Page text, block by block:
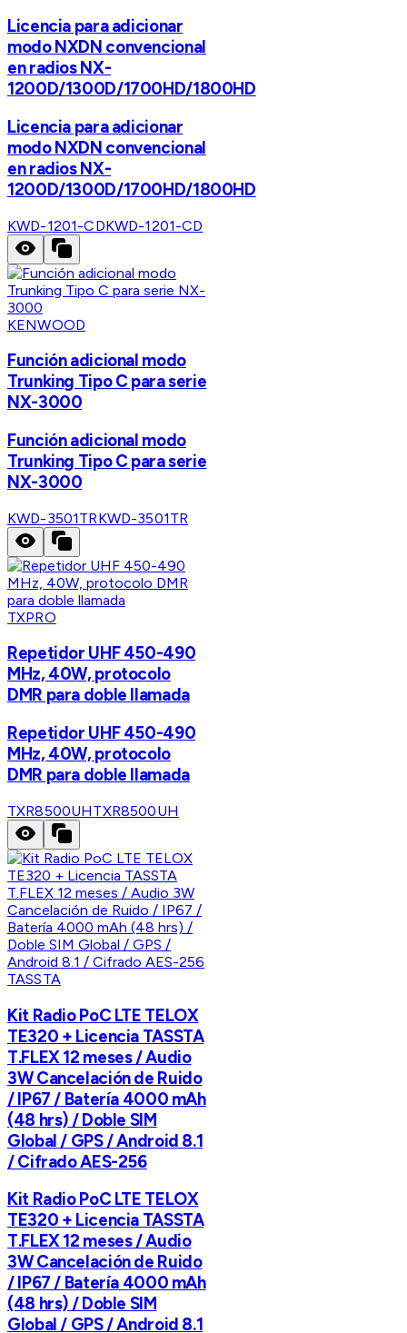
Licencia para adicionar
modo NXDN convencional
en radios NX-
1200D/1300D/1700HD/1800HD
Licencia para adicionar
modo NXDN convencional
en radios NX-
1200D/1300D/1700HD/1800HD
KWD-1201-CDKWD-1201-CD
KENWOOD
Función adicional modo
Trunking Tipo C para serie
NX-3000
Función adicional modo
Trunking Tipo C para serie
NX-3000
KWD-3501TRKWD-3501TR
TXPRO
Repetidor UHF 450-490
MHz, 40W, protocolo
DMR para doble llamada
Repetidor UHF 450-490
MHz, 40W, protocolo
DMR para doble llamada
TXR8500UHTXR8500UH
TASSTA
Kit Radio PoC LTE TELOX
TE320 + Licencia TASSTA
T.FLEX 12 meses / Audio
3W Cancelación de Ruido
/ IP67 / Batería 4000 mAh
(48 hrs) / Doble SIM
Global / GPS / Android 8.1
/ Cifrado AES-256
Kit Radio PoC LTE TELOX
TE320 + Licencia TASSTA
T.FLEX 12 meses / Audio
3W Cancelación de Ruido
/ IP67 / Batería 4000 mAh
(48 hrs) / Doble SIM
Global / GPS / Android 8.1